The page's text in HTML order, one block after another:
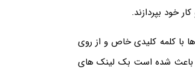
خود بپردازند.
با کلمه کلیدی خاص و از روی
باعث شده است بک لینک های